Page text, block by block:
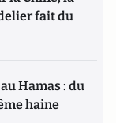
fait du
Hamas : du
haine